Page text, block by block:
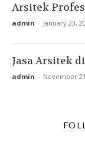
Arsitek
admin - January 23,
Jasa Arsitek
admin - November